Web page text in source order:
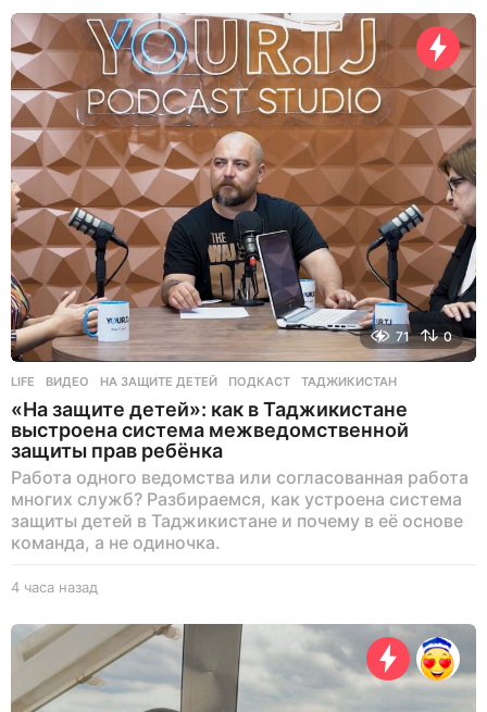
71 0
LIFE ВИДЕО ,НА ЗАЩИТЕ ДЕТЕЙ ,ПОДКАСТ ,ТАДЖИКИСТАН
«На защите детей»: как в Таджикистане
выстроена система межведомственной
защиты прав ребёнка
Работа одного ведомства или согласованная работа
многих служб? Разбираемся, как устроена система
защиты детей в Таджикистане и почему в её основе
команда, а не одиночка.
4 часа назад
а
с
а
н